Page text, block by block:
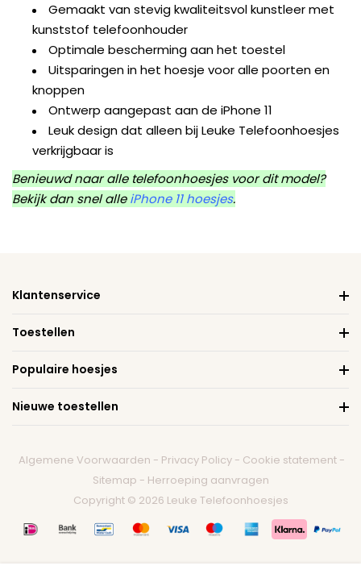
Gemaakt van stevig kwaliteitsvol kunstleer met
kunststof telefoonhouder
Optimale bescherming aan het toestel
Uitsparingen in het hoesje voor alle poorten en
knoppen
Ontwerp aangepast aan de iPhone 11
Leuk design dat alleen bij Leuke Telefoonhoesjes
verkrijgbaar is
Benieuwd naar alle telefoonhoesjes voor dit model?
Bekijk dan snel alleiPhone 11 hoesjes.
Klantenservice
Toestellen
Populaire hoesjes
Nieuwe toestellen
Algemene Voorwaarden - Privacy Policy - Cookie statement -
Sitemap - Herroeping aanvragen
Copyright © 2026 Leuke Telefoonhoesjes